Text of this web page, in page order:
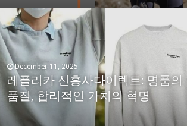
December 11, 2025
레플리카 신흥사다이렉트: 명품의
품질, 합리적인 가치의 혁명
October 22, 2025
Celebrate in Style – Rent an
Opblaasbare Sarah for an
Unforgettable 50th Birthday
Party!